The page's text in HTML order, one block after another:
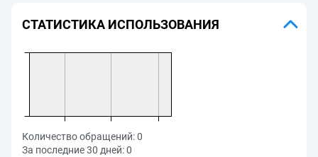
СТАТИСТИКА ИСПОЛЬЗОВАНИЯ
Количество обращений:0
За последние 30 дней:0